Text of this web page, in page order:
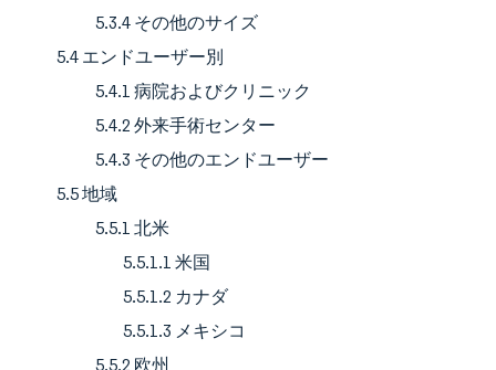
5.3.4 その他のサイズ
5.4 エンドユーザー別
5.4.1 病院およびクリニック
5.4.2 外来手術センター
5.4.3 その他のエンドユーザー
5.5 地域
5.5.1 北米
5.5.1.1 米国
5.5.1.2 カナダ
5.5.1.3 メキシコ
5.5.2 欧州